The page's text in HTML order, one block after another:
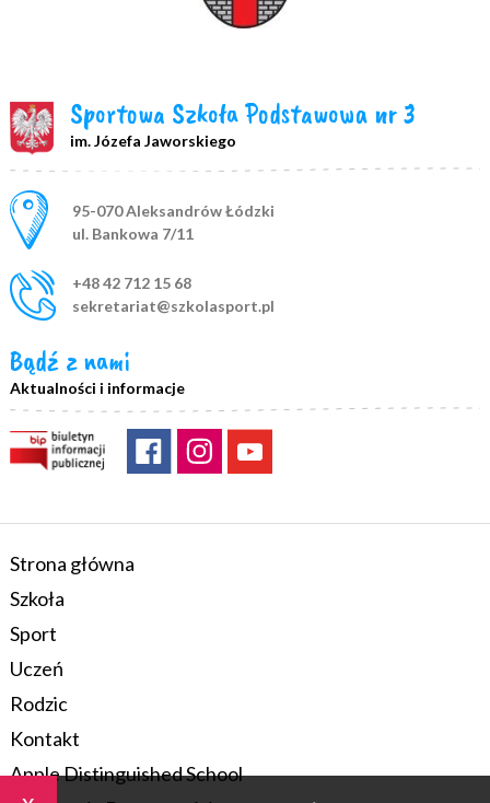
Sportowa Szkoła Podstawowa nr 3
im. Józefa Jaworskiego
Adres pocztowy:
95-070 Aleksandrów Łódzki
ul. Bankowa 7/11
+48 42 712 15 68
sekretariat@szkolasport.pl
Bądź z nami
Aktualności i informacje
Strona główna
Szkoła
Sport
Uczeń
Rodzic
Kontakt
Apple Distinguished School